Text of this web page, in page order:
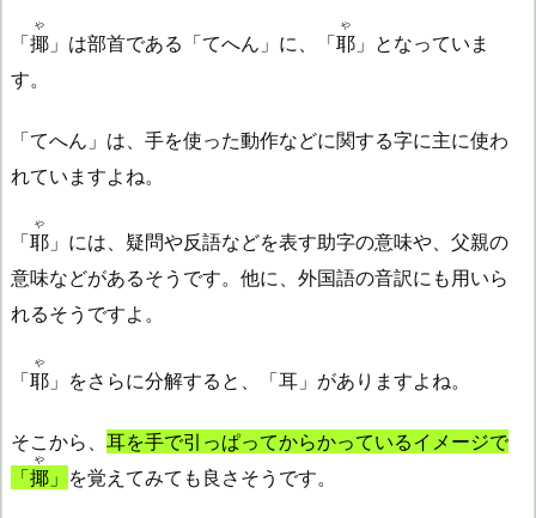
「揶
や
」は部首である「てへん」に、「耶
や
」となっていま
す。
「てへん」は、手を使った動作などに関する字に主に使わ
れていますよね。
「耶
や
」には、疑問や反語などを表す助字の意味や、父親の
意味などがあるそうです。他に、外国語の音訳にも用いら
れるそうですよ。
「耶
や
」をさらに分解すると、「耳」がありますよね。
そこから、 耳を手で引っぱってからかっているイメージで
「揶
や
」 を覚えてみても良さそうです。